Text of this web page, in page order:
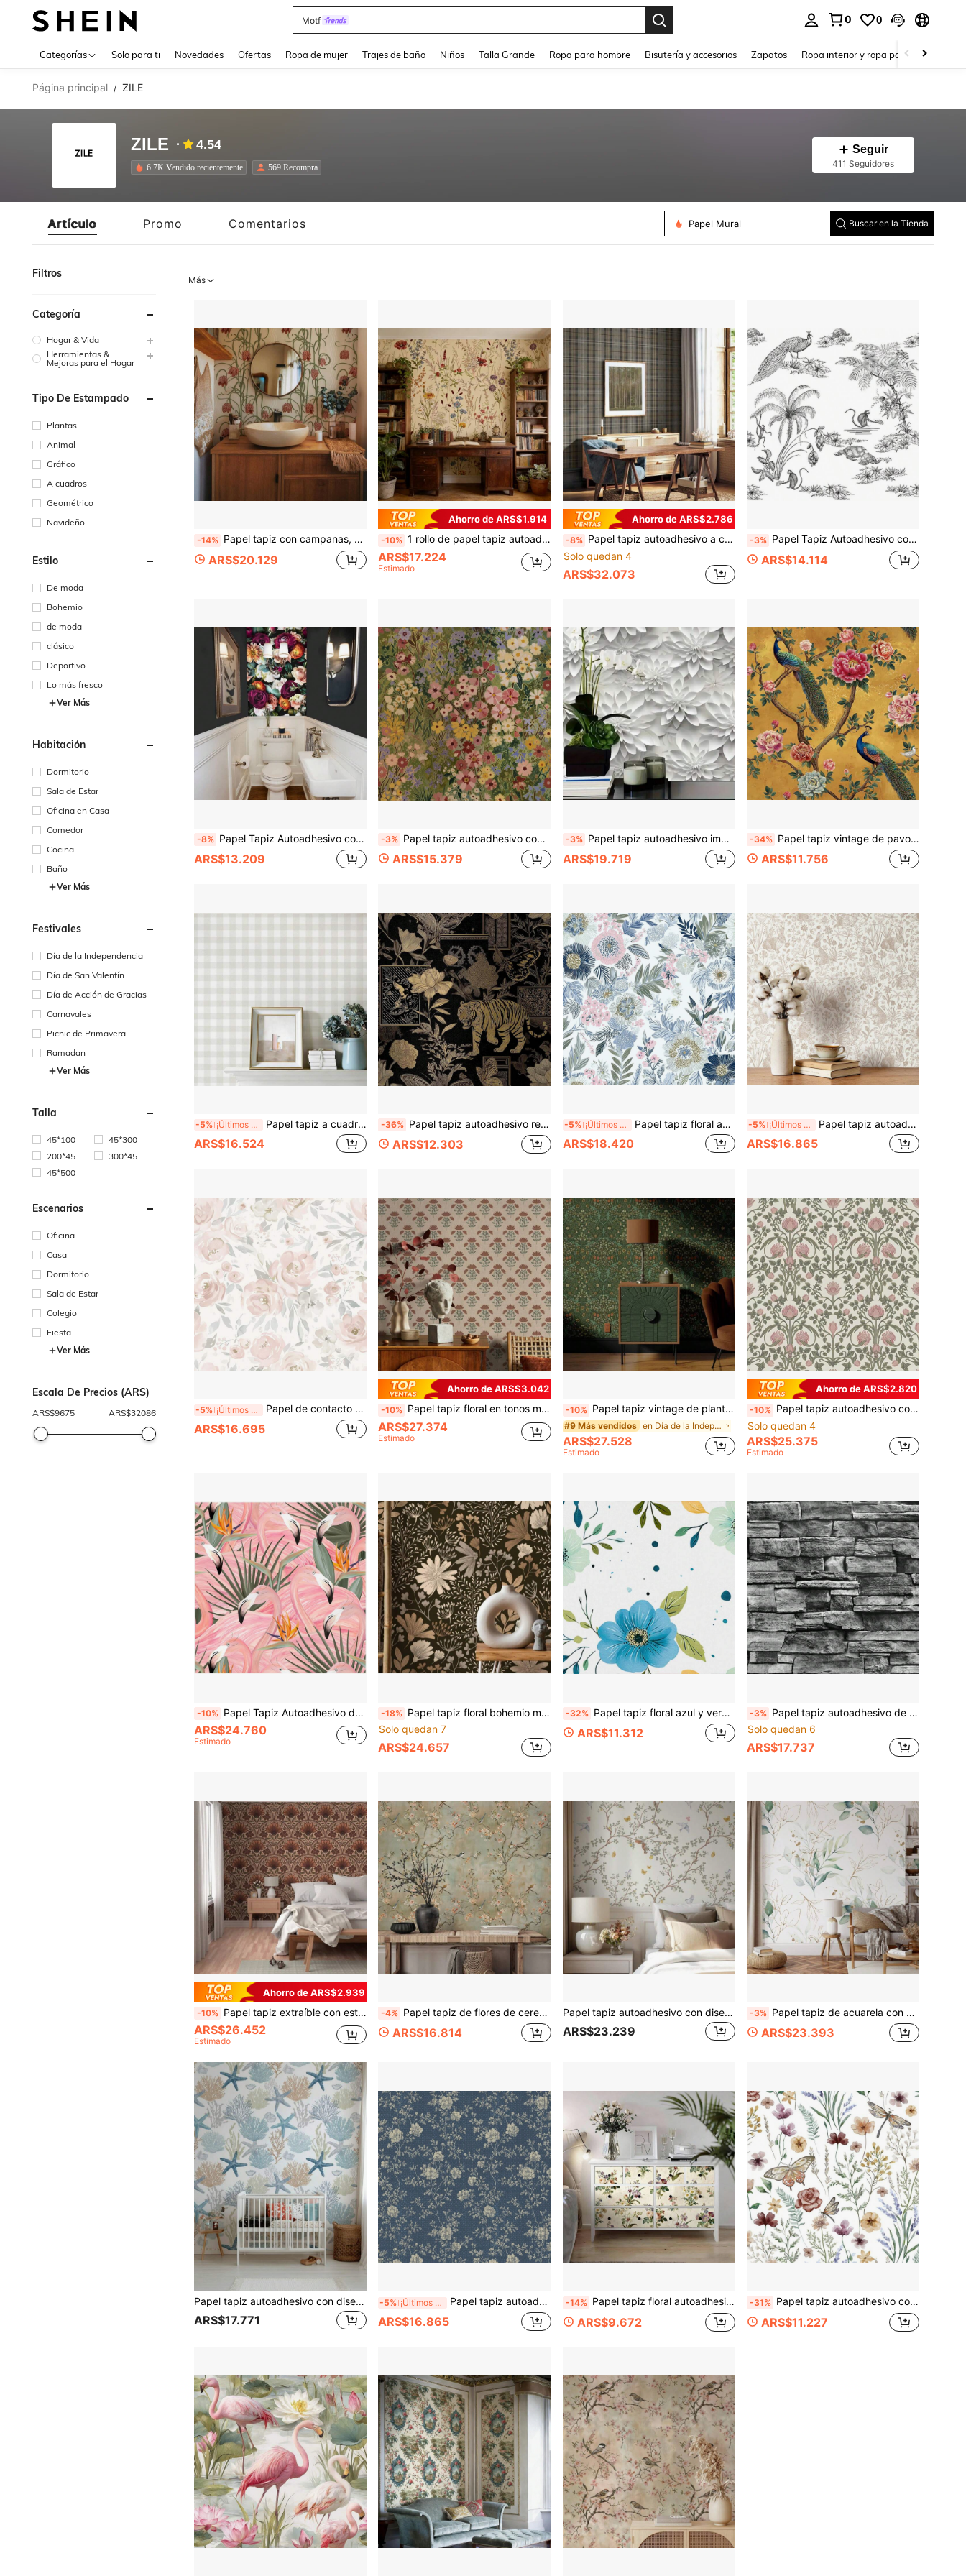
Campera
0 0
Categorías Solo para ti Novedades Ofertas Ropa de mujer Trajes de baño Niños Talla Grande Ropa para hombre Bisutería y accesorios Zapatos Ropa interior y ropa para dormir
Página principal / ZILE
ZILE 4.54
6.7K Vendido recientemente 569 Recompra
Seguir
411 Seguidores
Artículo Promo Comentarios Papel Mural Buscar en la Tienda
Filtros
Categoría
Hogar & Vida
Herramientas &
Mejoras para el Hogar
Tipo De Estampado
Plantas
Animal
Gráfico
A cuadros
Geométrico
Navideño
Estilo
De moda
Bohemio
de moda
clásico
Deportivo
Lo más fresco
Ver Más
Habitación
Dormitorio
Sala de Estar
Oficina en Casa
Comedor
Cocina
Baño
Ver Más
Festivales
Día de la Independencia
Día de San Valentín
Día de Acción de Gracias
Carnavales
Picnic de Primavera
Ramadan
Ver Más
Talla
45*100
45*300
200*45
300*45
45*500
Escenarios
Oficina
Casa
Dormitorio
Sala de Estar
Colegio
Fiesta
Ver Más
Escala De Precios (ARS)
ARS$9675 ARS$32086
Más
-14% Papel tapiz con campanas, en tonos neutros y naranja quemado
ARS$20.129
Ahorro de ARS$1.914
-10% 1 rollo de papel tapiz autoadhesivo y grueso con diseño de pájaros y flores, fácil de limpiar y pegar, papel tapiz removible e impermeable para sala de estar, cocina, dormitorio, baño, reparación de muebles
ARS$17.224
Estimado
Ahorro de ARS$2.786
-8% Papel tapiz autoadhesivo a cuadros, papel tapiz autoadhesivo, papel tapiz autoadhesivo, a cuadros autoadhesivo, autoadhesivo, papel tapiz temporal
Solo quedan 4
ARS$32.073
-3% Papel Tapiz Autoadhesivo con Patrón de Pavo Real & Mono - Fácil de Aplicar, Impermeable & Removible, Adecuado para Sala de Estar, Cocina, Dormitorio, Baño - Decoración de Pared Lavable para Renovación de Muebles
ARS$14.114
-8% Papel Tapiz Autoadhesivo con Diseño Floral de Rosas y Margaritas Vintage, Papel Contacto Removible, Adecuado para Dormitorio, Baño y Paredes Decorativas, Mural Floral Texturizado Fácil de Aplicar
ARS$13.209
-3% Papel tapiz autoadhesivo con patrón floral, papel tapiz de estilo bohemio, diseño de pétalos verdes impermeable y removible, adecuado para dormitorio, baño, pared del hogar
ARS$15.379
-3% Papel tapiz autoadhesivo impermeable con patrón floral 2D - Fácil de aplicar, removible, adecuado para la decoración del dormitorio y la sala de estar - Con adhesivo en la parte posterior, adecuado para hogares de alquiler, patrón de loto a prueba de salpicaduras
ARS$19.719
-34% Papel tapiz vintage de pavo real mostaza con estilo chinoiserie con peonías florales, papel tapiz extraíble con pájaros para dormitorio, papel de contacto autoadhesivo para gabinetes y paredes de acento
ARS$11.756
-5% ¡Últimos 3 días Papel tapiz a cuadros Papel tapiz neutro Papel tapiz a cuadros Papel tapiz removible Papel de contacto moderno beige Papel vinílico para gabinetes Amigable para inquilinos Impermeable Autoadhesivo Baño Cocina Dormitorio
ARS$16.524
-36% Papel tapiz autoadhesivo removible con tigre dorado & floral - Papel tapiz vintage de animales de la jungla para decoración del hogar, vinilo impermeable
ARS$12.303
-5% ¡Últimos 3 días Papel tapiz floral autoadhesivo, papel de contacto floral estilo bohemio, papel de contacto floral vintage con hojas, papel tapiz autoadhesivo removible, impermeable, adecuado para decoración de gabinete de baño, vinilo
ARS$18.420
-5% ¡Últimos 3 días Papel tapiz autoadhesivo neutro con diseño de conejo beige, papel de contacto bohemio vintage de estilo granja para estantes, cajones, baño, cocina, habitación de niños, casa de muñecas, decoración de pared floral con conejo
ARS$16.865
-5% ¡Últimos 3 días Papel de contacto floral rosa rasgable & removible, papel tapiz autoadhesivo de rosa para gabinetes, dormitorio, paredes del baño
ARS$16.695
Ahorro de ARS$3.042
-10% Papel tapiz floral en tonos marrón, verde y beige, decoración de pared
ARS$27.374
Estimado
-10% Papel tapiz vintage de plantas verdes - Adhesivo de pared autoadhesivo
#9 Más vendidos en Día de la Independencia Adhesivo de pared
ARS$27.528
Estimado
Ahorro de ARS$2.820
-10% Papel tapiz autoadhesivo con estampado floral, papel tapiz autoadhesivo rosa, adecuado para dormitorio, estantería, forro de cajones
Solo quedan 4
ARS$25.375
Estimado
-10% Papel Tapiz Autoadhesivo de Hoja Tropical Rosa Impermeable y Removible, Papel de Contacto Autoadhesivo para Cocina, Dormitorio, Decoración de Sala de Estar, Fácil de Instalar, Decoración de Sala de Estar|Decoración de Habitación Vibrante|Papel de Contacto Impermeable, Calcomanías de Pared para Paredes
ARS$24.760
Estimado
-18% Papel tapiz floral bohemio marrón, papel tapiz autoadhesivo y removible, decoración de pared para el hogar, decoración de habitación
Solo quedan 7
ARS$24.657
-32% Papel tapiz floral azul y verde, autoadhesivo, floral acuarela, papel de contacto, revestimiento de pared de vinilo autoadhesivo, adecuado para decoración de dormitorio y sala de estudio
ARS$11.312
-3% Papel tapiz autoadhesivo de PVC de 10m con estilo industrial moderno, patrón de ladrillo, piedra y grano de madera, removible y sin costuras, adecuado para sala de estar, dormitorio, comedor y otra decoración del hogar
Solo quedan 6
ARS$17.737
Ahorro de ARS$2.939
-10% Papel tapiz extraíble con estampado floral en tonos tierra - Art Decó beige y óxido - Decoración de pared - Flores de terracota por Megpie_print
ARS$26.452
Estimado
-4% Papel tapiz de flores de cerezo estilo chino con pájaros y flores, fondo suave y elegante, mural botánico grácil
ARS$16.814
Papel tapiz autoadhesivo con diseño de pájaros y mariposas estilo chinoiserie - Mural de ramas de árbol estilo francés campestre, crema, salvia, tonos pastel para baño, dormitorio, habitación de niñas
ARS$23.239
-3% Papel tapiz de acuarela con hojas de eucalipto - Línea de arte dorado falso en verde lavanda - Decoración de pared de plantas bohemias
ARS$23.393
Papel tapiz autoadhesivo con diseño de estrellas de mar de estilo costero, mural de coral, decoración de pared de océano
ARS$17.771
-5% ¡Últimos 3 días Papel tapiz autoadhesivo removible con diseño floral vintage, papel contact removible con diseño floral pequeño apto para alquiler, adecuado para paredes, cajones y estantes
ARS$16.865
-14% Papel tapiz floral autoadhesivo y extraíble, papel de contacto floral vintage con flores y hojas beige, decoración de flores silvestres extraíble y autoadhesiva para dormitorio, gabinetes, encimeras, vinilo grueso
ARS$9.672
-31% Papel tapiz autoadhesivo con diseño floral vintage, papel de contacto floral, papel tapiz con flores estilo bohemio, papel tapiz autoadhesivo y removible para decoración de dormitorios y gabinetes
ARS$11.227